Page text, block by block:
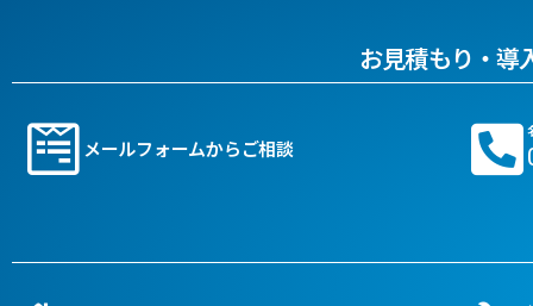
お見積もり・導
メールフォームからご相談